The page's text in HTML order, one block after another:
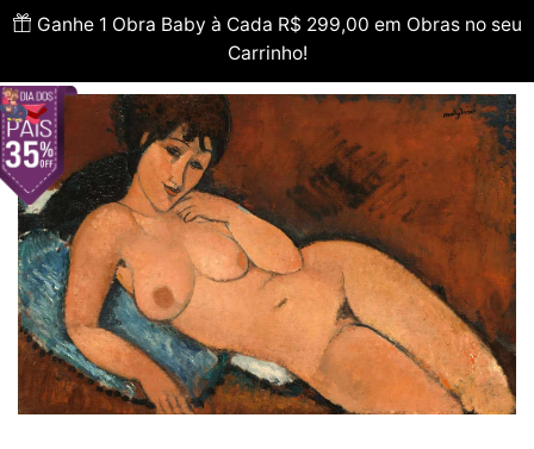
Ganhe 1 Obra Baby à Cada R$ 299,00 em Obras no seu
Carrinho!